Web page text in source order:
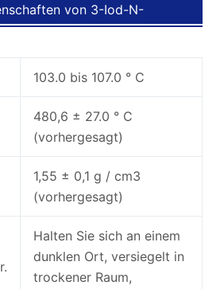
von 3-Iod-N-
103.0 bis 107.0 ° C
480,6 ± 27.0 ° C
(vorhergesagt)
1,55 ± 0,1 g / cm3
(vorhergesagt)
Halten Sie sich an einem
dunklen Ort, versiegelt in
trockener Raum,